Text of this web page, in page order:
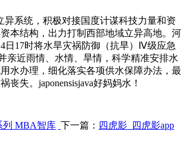
系统，积极对接国度计谋科技力量和资
本结构，出力打制西部地域立异高地。河
日17时将水旱灾祸防御（抗旱）Ⅳ级应急
亲近雨情、水情、旱情，科学精准安排水
水办理，细化落实各项供水保障办法，最
丧失。japonensisjava好妈妈水！
列 MBA智库 下一篇： 四虎影_四虎影app